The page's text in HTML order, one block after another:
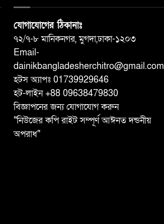
যোগাযোগের ঠিকানাঃ
৭২/৭-৮ মানিকনগর, মুগদা,ঢাকা-১২০৩
Email-
dainikbangladesherchitro@gmail.com
হটস অ্যাপঃ 01739929646
হট-লাইন +88 09638479830
বিজ্ঞাপনের জন্য যোগাযোগ করুন
"নিউজের কপি রাইট সম্পূর্ণ আঈনত দন্ডনীয়
অপরাধ"